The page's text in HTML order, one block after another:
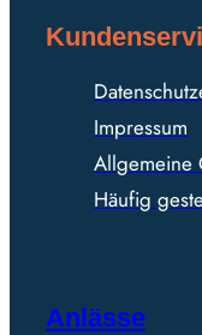
Impressum
Allgemeine
Häufig
Anlässe